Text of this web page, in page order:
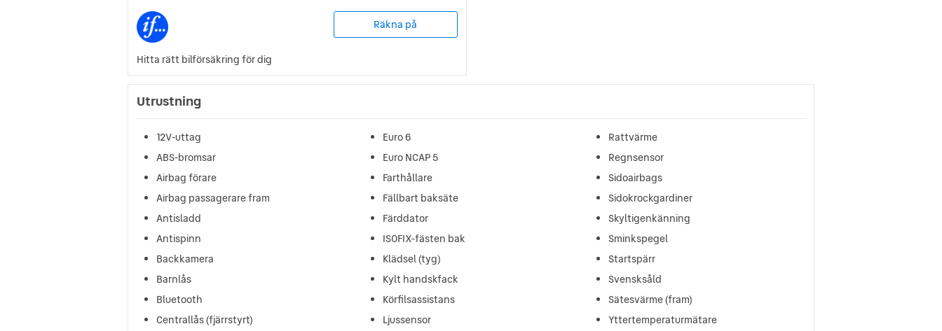
Räkna på
Hitta rätt bilförsäkring för dig
Utrustning
12V-uttag
ABS-bromsar
Airbag förare
Airbag passagerare fram
Antisladd
Antispinn
Backkamera
Barnlås
Bluetooth
Centrallås (fjärrstyrt)
Euro 6
Euro NCAP 5
Farthållare
Fällbart baksäte
Färddator
ISOFIX-fästen bak
Klädsel (tyg)
Kylt handskfack
Körfilsassistans
Ljussensor
Rattvärme
Regnsensor
Sidoairbags
Sidokrockgardiner
Skyltigenkänning
Sminkspegel
Startspärr
Svensksåld
Sätesvärme (fram)
Yttertemperaturmätare